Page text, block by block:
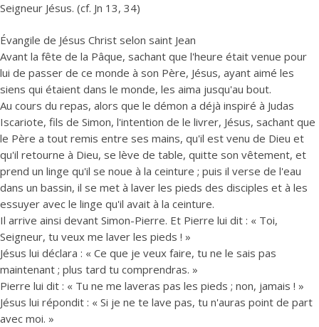
Seigneur Jésus. (cf. Jn 13, 34)
Évangile de Jésus Christ selon saint Jean
Avant la fête de la Pâque, sachant que l'heure était venue pour
lui de passer de ce monde à son Père, Jésus, ayant aimé les
siens qui étaient dans le monde, les aima jusqu'au bout.
Au cours du repas, alors que le démon a déjà inspiré à Judas
Iscariote, fils de Simon, l'intention de le livrer, Jésus, sachant que
le Père a tout remis entre ses mains, qu'il est venu de Dieu et
qu'il retourne à Dieu, se lève de table, quitte son vêtement, et
prend un linge qu'il se noue à la ceinture ; puis il verse de l'eau
dans un bassin, il se met à laver les pieds des disciples et à les
essuyer avec le linge qu'il avait à la ceinture.
Il arrive ainsi devant Simon-Pierre. Et Pierre lui dit : « Toi,
Seigneur, tu veux me laver les pieds ! »
Jésus lui déclara : « Ce que je veux faire, tu ne le sais pas
maintenant ; plus tard tu comprendras. »
Pierre lui dit : « Tu ne me laveras pas les pieds ; non, jamais ! »
Jésus lui répondit : « Si je ne te lave pas, tu n'auras point de part
avec moi. »